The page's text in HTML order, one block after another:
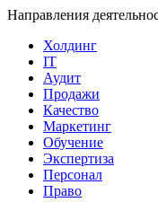
Направления
Холдинг
IT
Аудит
Продажи
Качество
Маркетинг
Обучение
Экспертиза
Персонал
Право